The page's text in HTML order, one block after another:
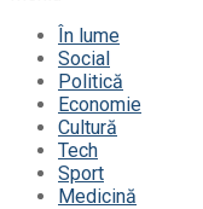
În lume
Social
Politică
Economie
Cultură
Tech
Sport
Medicină